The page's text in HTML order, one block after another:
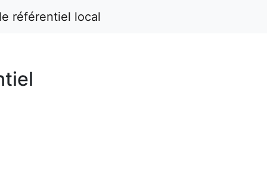
référentiel local